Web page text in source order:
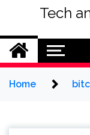
Tech
Home